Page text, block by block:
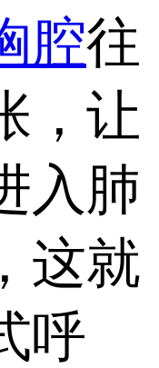
腔往
，让
入肺
这就
呼